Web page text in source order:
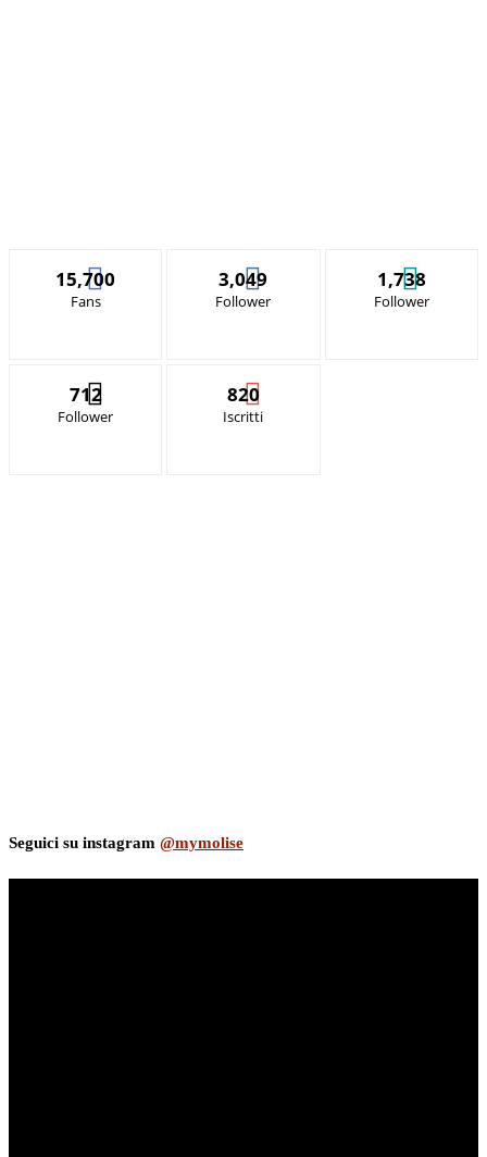
15,700
Fans
3,049
Follower
1,738
Follower
712
Follower
820
Iscritti
Seguici su instagram @mymolise